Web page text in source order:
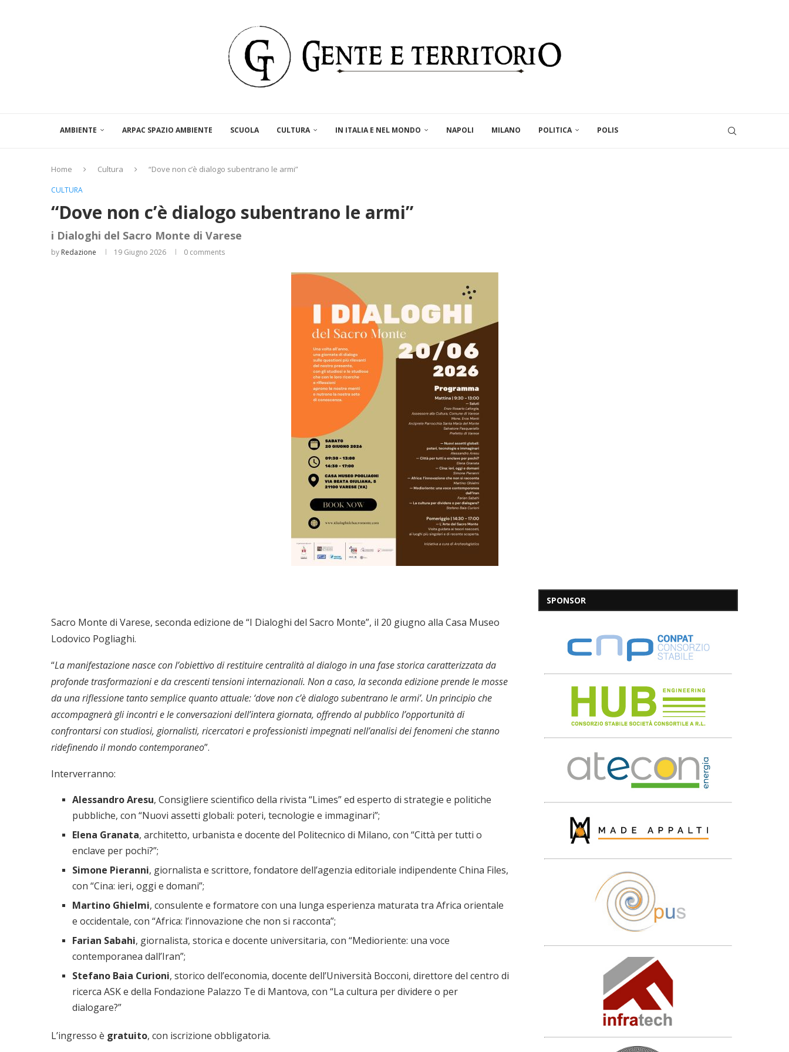
AMBIENTE ARPAC SPAZIO AMBIENTE SCUOLA CULTURA IN ITALIA E NEL MONDO NAPOLI MILANO POLITICA POLIS
Home Cultura “Dove non c’è dialogo subentrano le armi”
CULTURA
“Dove non c’è dialogo subentrano le armi”
i Dialoghi del Sacro Monte di Varese
by Redazione 19 Giugno 2026 0 comments
Sacro Monte di Varese, seconda edizione de “I Dialoghi del Sacro Monte”, il 20 giugno alla Casa Museo
Lodovico Pogliaghi.
“La manifestazione nasce con l’obiettivo di restituire centralità al dialogo in una fase storica caratterizzata da
profonde trasformazioni e da crescenti tensioni internazionali. Non a caso, la seconda edizione prende le mosse
da una riflessione tanto semplice quanto attuale: ‘dove non c’è dialogo subentrano le armi’. Un principio che
accompagnerà gli incontri e le conversazioni dell’intera giornata, offrendo al pubblico l’opportunità di
confrontarsi con studiosi, giornalisti, ricercatori e professionisti impegnati nell’analisi dei fenomeni che stanno
ridefinendo il mondo contemporaneo”.
Interverranno:
Alessandro Aresu, Consigliere scientifico della rivista “Limes” ed esperto di strategie e politiche
pubbliche, con “Nuovi assetti globali: poteri, tecnologie e immaginari”;
Elena Granata, architetto, urbanista e docente del Politecnico di Milano, con “Città per tutti o
enclave per pochi?”;
Simone Pieranni, giornalista e scrittore, fondatore dell’agenzia editoriale indipendente China Files,
con “Cina: ieri, oggi e domani”;
Martino Ghielmi, consulente e formatore con una lunga esperienza maturata tra Africa orientale
e occidentale, con “Africa: l’innovazione che non si racconta”;
Farian Sabahi, giornalista, storica e docente universitaria, con “Medioriente: una voce
contemporanea dall’Iran”;
Stefano Baia Curioni, storico dell’economia, docente dell’Università Bocconi, direttore del centro di
ricerca ASK e della Fondazione Palazzo Te di Mantova, con “La cultura per dividere o per
dialogare?”
L’ingresso è gratuito, con iscrizione obbligatoria.
SPONSOR